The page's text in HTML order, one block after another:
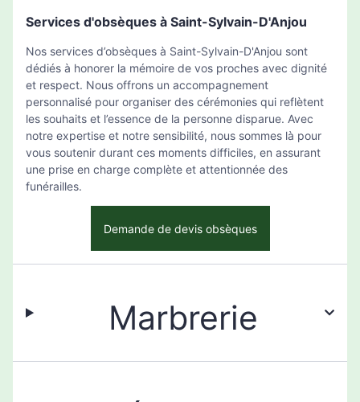
Services d'obsèques à Saint-Sylvain-D'Anjou
Nos services d’obsèques à Saint-Sylvain-D'Anjou sont
dédiés à honorer la mémoire de vos proches avec dignité
et respect. Nous offrons un accompagnement
personnalisé pour organiser des cérémonies qui reflètent
les souhaits et l’essence de la personne disparue. Avec
notre expertise et notre sensibilité, nous sommes là pour
vous soutenir durant ces moments difficiles, en assurant
une prise en charge complète et attentionnée des
funérailles.
Demande de devis obsèques
Marbrerie